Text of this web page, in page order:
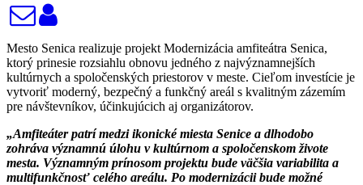
Mesto Senica realizuje projekt Modernizácia amfiteátra Senica,
ktorý prinesie rozsiahlu obnovu jedného z najvýznamnejších
kultúrnych a spoločenských priestorov v meste. Cieľom investície je
vytvoriť moderný, bezpečný a funkčný areál s kvalitným zázemím
pre návštevníkov, účinkujúcich aj organizátorov.
„Amfiteáter patrí medzi ikonické miesta Senice a dlhodobo
zohráva významnú úlohu v kultúrnom a spoločenskom živote
mesta. Významným prínosom projektu bude väčšia variabilita a
multifunkčnosť celého areálu. Po modernizácii bude možné